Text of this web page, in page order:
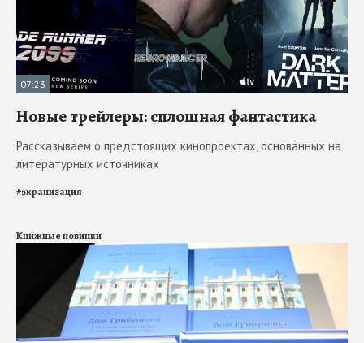
07:23
Новые трейлеры: сплошная фантастика
Рассказываем о предстоящих кинопроектах, основанных на
литературных источниках
#экранизация
Книжные новинки